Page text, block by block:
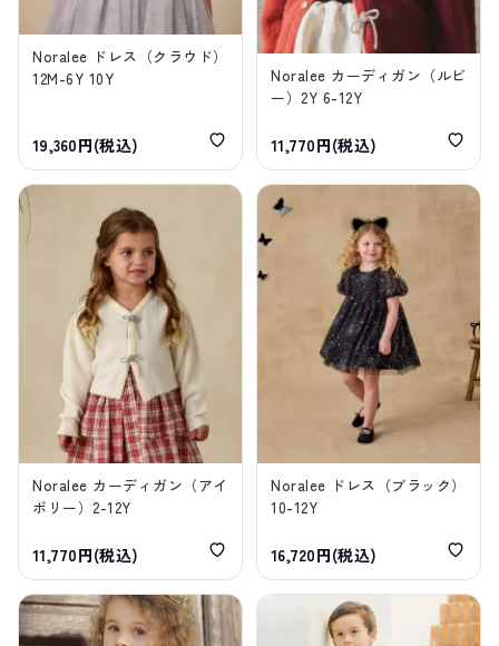
Noralee ドレス（クラウド）
12M-6Y 10Y
19,360円(税込)
Noralee カーディガン（ルビ
ー）2Y 6-12Y
11,770円(税込)
Noralee カーディガン（アイ
ボリー）2-12Y
11,770円(税込)
Noralee ドレス（ブラック）
10-12Y
16,720円(税込)